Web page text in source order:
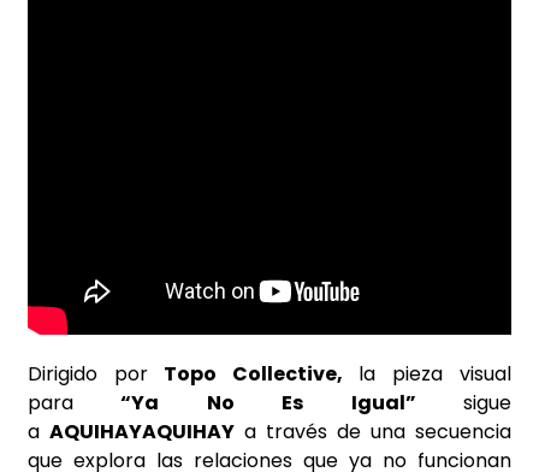
Dirigido porTopo Collective, la pieza visual
para “Ya No Es Igual” sigue
a AQUIHAYAQUIHAY a través de una secuencia
que explora las relaciones que ya no funcionan